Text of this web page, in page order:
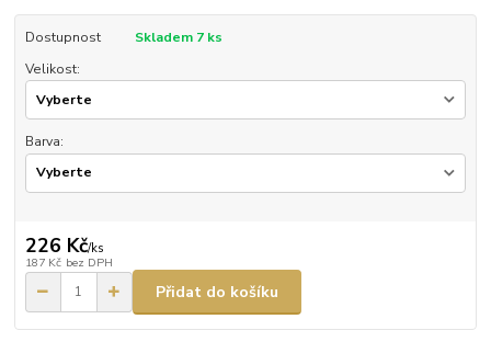
Dostupnost
Skladem 7 ks
Velikost:
Barva:
226 Kč/ks
187 Kč bez DPH
Přidat do košíku